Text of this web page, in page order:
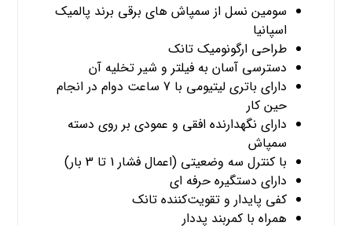
سومین نسل از سمپاش‌ های برقی برند پالمیک
اسپانیا
طراحی ارگونومیک تانک
دسترسی آسان به فیلتر و شیر تخلیه آن
دارای باتری لیتیومی با 7 ساعت دوام در انجام
حین کار
دارای نگهدارنده افقی و عمودی بر روی دسته
سمپاش
با کنترل سه وضعیتی (اعمال فشار 1 تا 3 بار)
دارای دستگیره حرفه‌ ای
کفی پایدار و تقویت‌کننده تانک
همراه با کمربند پددار